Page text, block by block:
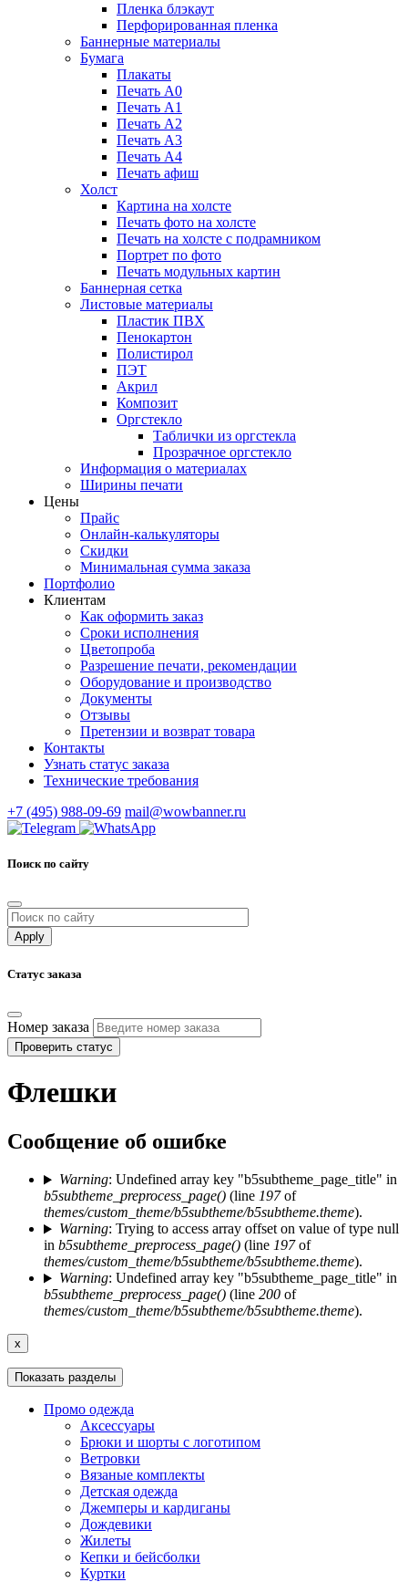
Пленка блэкаут
Перфорированная пленка
Баннерные материалы
Бумага
Плакаты
Печать А0
Печать А1
Печать А2
Печать А3
Печать А4
Печать афиш
Холст
Картина на холсте
Печать фото на холсте
Печать на холсте с подрамником
Портрет по фото
Печать модульных картин
Баннерная сетка
Листовые материалы
Пластик ПВХ
Пенокартон
Полистирол
ПЭТ
Акрил
Композит
Оргстекло
Таблички из оргстекла
Прозрачное оргстекло
Информация о материалах
Ширины печати
Цены
Прайс
Онлайн-калькуляторы
Скидки
Минимальная сумма заказа
Портфолио
Клиентам
Как оформить заказ
Сроки исполнения
Цветопроба
Разрешение печати, рекомендации
Оборудование и производство
Документы
Отзывы
Претензии и возврат товара
Контакты
Узнать статус заказа
Технические требования
+7 (495) 988-09-69 mail@wowbanner.ru
Поиск по сайту
Статус заказа
Номер заказа
Проверить статус
Флешки
Сообщение об ошибке
Warning: Undefined array key "b5subtheme_page_title" in
b5subtheme_preprocess_page() (line 197of
themes/custom_theme/b5subtheme/b5subtheme.theme).
Warning: Trying to access array offset on value of type null
in b5subtheme_preprocess_page() (line 197of
themes/custom_theme/b5subtheme/b5subtheme.theme).
Warning: Undefined array key "b5subtheme_page_title" in
b5subtheme_preprocess_page() (line 200 of
themes/custom_theme/b5subtheme/b5subtheme.theme).
x
Показать разделы
Промо одежда
Аксессуары
Брюки и шорты с логотипом
Ветровки
Вязаные комплекты
Детская одежда
Джемперы и кардиганы
Дождевики
Жилеты
Кепки и бейсболки
Куртки